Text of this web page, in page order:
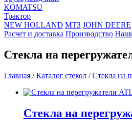
KOMATSU
Трактор
NEW HOLLAND МТЗ JOHN DEERE
Расчет и доставка Производство
Стекла на
Главная /Каталог стекол /Стекла на
Стекла на